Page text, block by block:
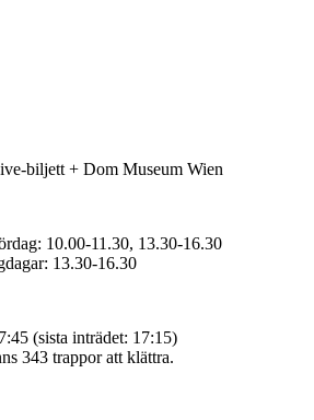
biljett + Dom Museum Wien
10.00-11.30, 13.30-16.30
13.30-16.30
(sista inträdet: 17:15)
343 trappor att klättra.